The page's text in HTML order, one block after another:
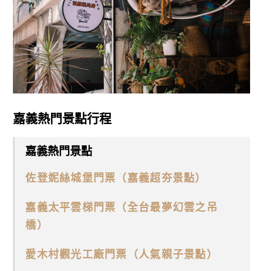
嘉義熱門景點行程
嘉義熱門景點
佐登妮絲城堡門票（嘉義超夯景點）
嘉義太平雲梯門票（全台最夢幻雲之吊
橋）
愛木村觀光工廠門票（人氣親子景點）